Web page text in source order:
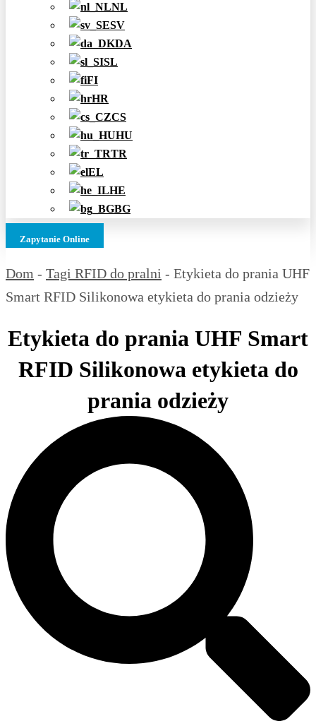
NL
SV
DA
SL
FI
HR
CS
HU
TR
EL
HE
BG
Zapytanie Online
Dom - Tagi RFID do pralni - Etykieta do prania UHF
Smart RFID Silikonowa etykieta do prania odzieży
Etykieta do prania UHF Smart
RFID Silikonowa etykieta do
prania odzieży